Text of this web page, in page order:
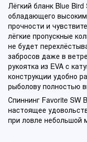
Лёгкий бланк Blue
обладающего
прочности и
лёгкие пропускные
не будет
забросов даже в
рукоятка из EVA с
конструкции удобно
рыболову полностью
Спиннинг Favorite SW
настоящее
при ловле небольшой